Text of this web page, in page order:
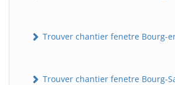
Trouver chantier fenetre Bourg-
Trouver chantier fenetre Bourg-